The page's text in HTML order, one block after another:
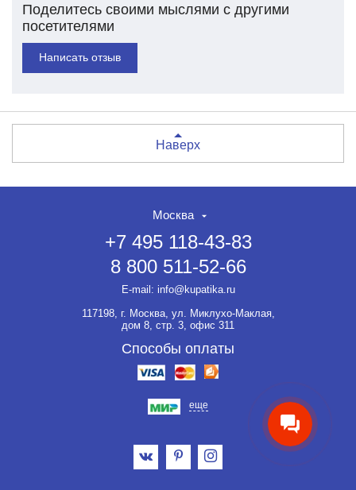
НЕТ СКИДКИ НА ТОВАР?!
ОФОРМЛЯЙТЕ ЗАКАЗ И
ВЫ ПОЛУЧИТЕ ЕЁ ДО 20%
Если товар не участвует ни в
какой акции, оформляйте
заказ и мы предоставим на
него скидку до 20%.
Поделитесь своими мыслями с другими
посетителями
Написать отзыв
Наверх
Москва
+7 495 118-43-83
8 800 511-52-66
E-mail: info@kupatika.ru
117198, г. Москва, ул. Миклухо-Маклая,
дом 8, стр. 3, офис 311
Способы оплаты
еще